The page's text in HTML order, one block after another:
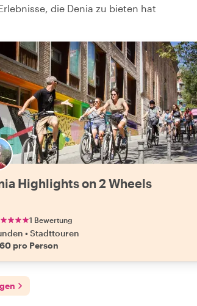
die Denia zu bieten hat
Highlights on 2 Wheels
1 Bewertung
•Stadttouren
pro Person